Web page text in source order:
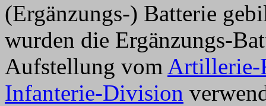
(Ergänzungs-) Batterie
wurden die Ergänzungs-
Aufstellung vom Artillerie-
Infanterie-Division